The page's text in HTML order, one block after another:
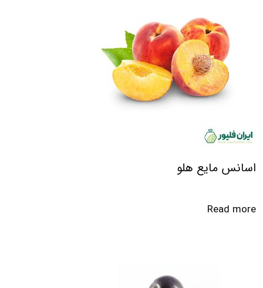
اسانس مایع هلو
Read more